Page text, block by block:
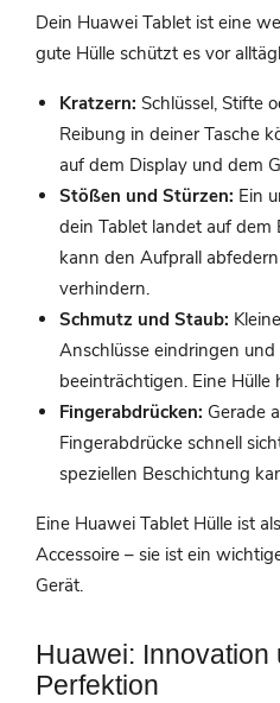
Dein Huawei Tablet ist eine
gute Hülle schützt es vor
Kratzern: Schlüssel, Stifte
Reibung in deiner Tasche
auf dem Display und dem
Stößen und Stürzen: Ein
dein Tablet landet auf dem
kann den Aufprall
verhindern.
Schmutz und Staub:
Anschlüsse eindringen
beeinträchtigen. Eine Hülle
Fingerabdrücken: Gerade
Fingerabdrücke schnell
speziellen Beschichtung
Eine Huawei Tablet Hülle ist
Accessoire – sie ist ein
Gerät.
Huawei: Innovation
Perfektion